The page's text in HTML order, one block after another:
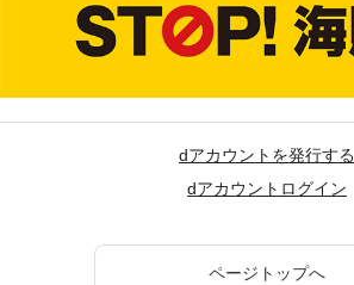
dアカウントを発行する
dアカウントログイン
ページトップへ